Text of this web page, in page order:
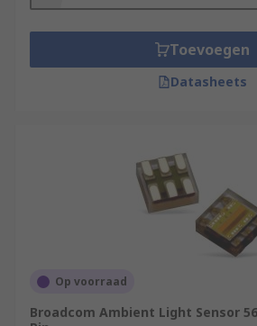
Toevoegen
Datasheets
Op voorraad
Broadcom Ambient Light Sensor